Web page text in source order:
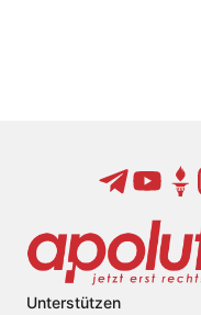
Unterstützen